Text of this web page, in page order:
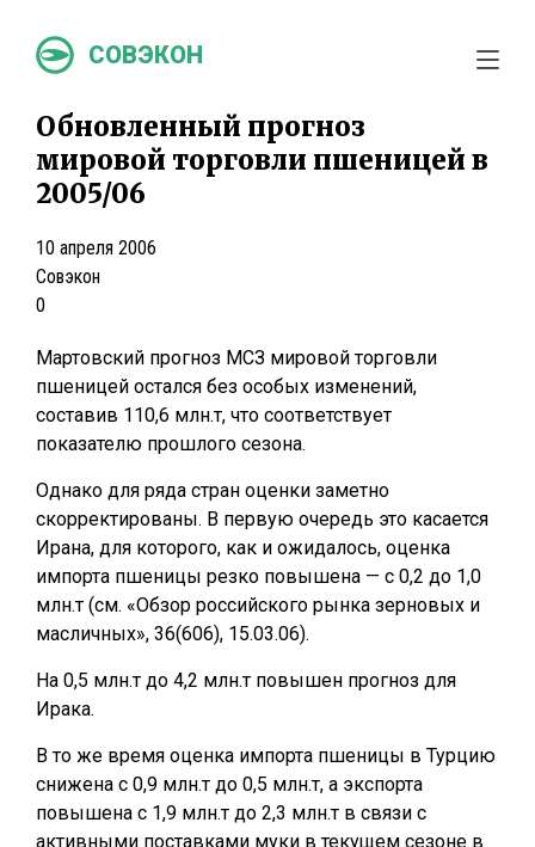
СОВЭКОН
Обновленный прогноз
мировой торговли пшеницей в
2005/06
10 апреля 2006
Совэкон
0
Мартовский прогноз МСЗ мировой торговли
пшеницей остался без особых изменений,
составив 110,6 млн.т, что соответствует
показателю прошлого сезона.
Однако для ряда стран оценки заметно
скорректированы. В первую очередь это касается
Ирана, для которого, как и ожидалось, оценка
импорта пшеницы резко повышена — с 0,2 до 1,0
млн.т (см. «Обзор российского рынка зерновых и
масличных», 36(606), 15.03.06).
На 0,5 млн.т до 4,2 млн.т повышен прогноз для
Ирака.
В то же время оценка импорта пшеницы в Турцию
снижена с 0,9 млн.т до 0,5 млн.т, а экспорта
повышена с 1,9 млн.т до 2,3 млн.т в связи с
активными поставками муки в текущем сезоне в